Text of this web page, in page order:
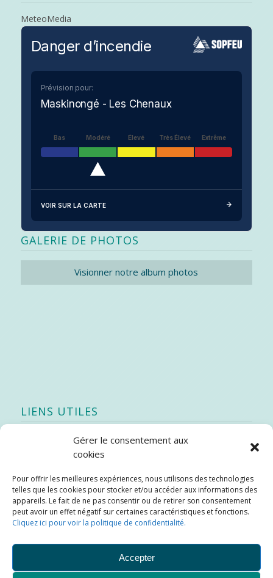
Gérer le consentement aux
cookies
Pour offrir les meilleures expériences, nous utilisons des technologies
telles que les cookies pour stocker et/ou accéder aux informations des
appareils. Le fait de ne pas consentir ou de retirer son consentement
peut avoir un effet négatif sur certaines caractéristiques et fonctions.
Cliquez ici pour voir la politique de confidentialité.
Accepter
MeteoMedia
Danger d’incendie
Prévision pour:
Maskinongé - Les Chenaux
Bas Modéré Élevé Très Élevé Extrême
VOIR SUR LA CARTE
GALERIE DE PHOTOS
Visionner notre album photos
LIENS UTILES
Quoi de neuf
Stratégie québécoise d’économie d’eau potable
Bibliothèque
Météo locale